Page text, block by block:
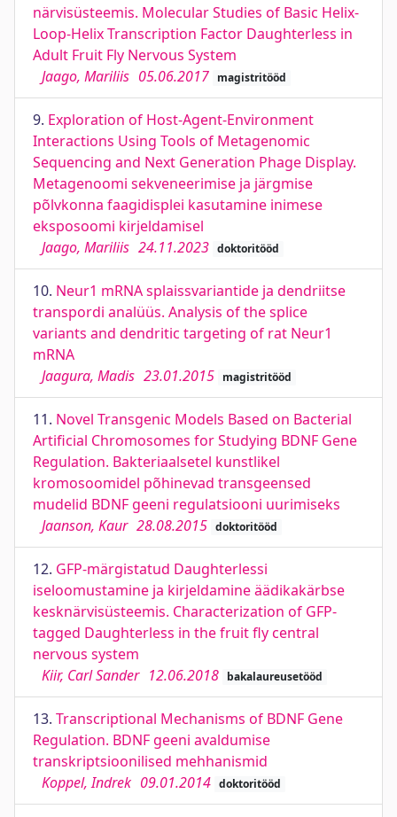
närvisüsteemis. Molecular Studies of Basic Helix-
Loop-Helix Transcription Factor Daughterless in
Adult Fruit Fly Nervous System
Jaago, Mariliis 05.06.2017 magistritööd
9. Exploration of Host-Agent-Environment
Interactions Using Tools of Metagenomic
Sequencing and Next Generation Phage Display.
Metagenoomi sekveneerimise ja järgmise
põlvkonna faagidisplei kasutamine inimese
eksposoomi kirjeldamisel
Jaago, Mariliis 24.11.2023 doktoritööd
10. Neur1 mRNA splaissvariantide ja dendriitse
transpordi analüüs. Analysis of the splice
variants and dendritic targeting of rat Neur1
mRNA
Jaagura, Madis 23.01.2015 magistritööd
11. Novel Transgenic Models Based on Bacterial
Artificial Chromosomes for Studying BDNF Gene
Regulation. Bakteriaalsetel kunstlikel
kromosoomidel põhinevad transgeensed
mudelid BDNF geeni regulatsiooni uurimiseks
Jaanson, Kaur 28.08.2015 doktoritööd
12. GFP-märgistatud Daughterlessi
iseloomustamine ja kirjeldamine äädikakärbse
kesknärvisüsteemis. Characterization of GFP-
tagged Daughterless in the fruit fly central
nervous system
Kiir, Carl Sander 12.06.2018 bakalaureusetööd
13. Transcriptional Mechanisms of BDNF Gene
Regulation. BDNF geeni avaldumise
transkriptsioonilised mehhanismid
Koppel, Indrek 09.01.2014 doktoritööd